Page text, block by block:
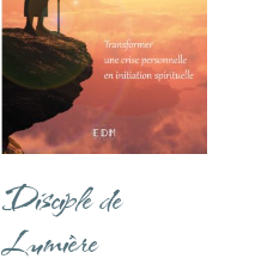
Disciple de
Lumière